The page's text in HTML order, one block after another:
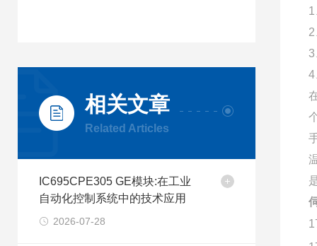
相关文章
Related Articles
IC695CPE305 GE模块:在工业
自动化控制系统中的技术应用
2026-07-28
3
4